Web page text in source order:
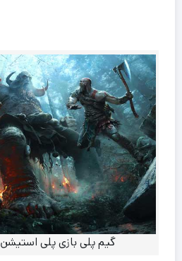
گیم پلی بازی پلی استیشن ۴ God of War